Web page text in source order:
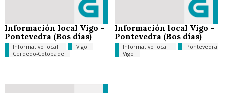
Información local Vigo -
Pontevedra (Bos días)
Informativo local
Vigo
Cerdedo-Cotobade
Información local Vigo -
Pontevedra (Bos días)
Informativo local
Pontevedra
Vigo